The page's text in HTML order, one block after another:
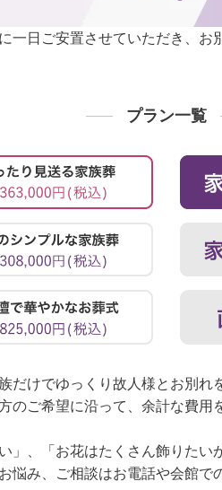
日ご安置させていただき、お
プラン一覧
だけでゆっくり故人様とお別
のご希望に沿って、余計な費用
」、「お花はたくさん飾りた
悩み、ご相談はお電話や会館